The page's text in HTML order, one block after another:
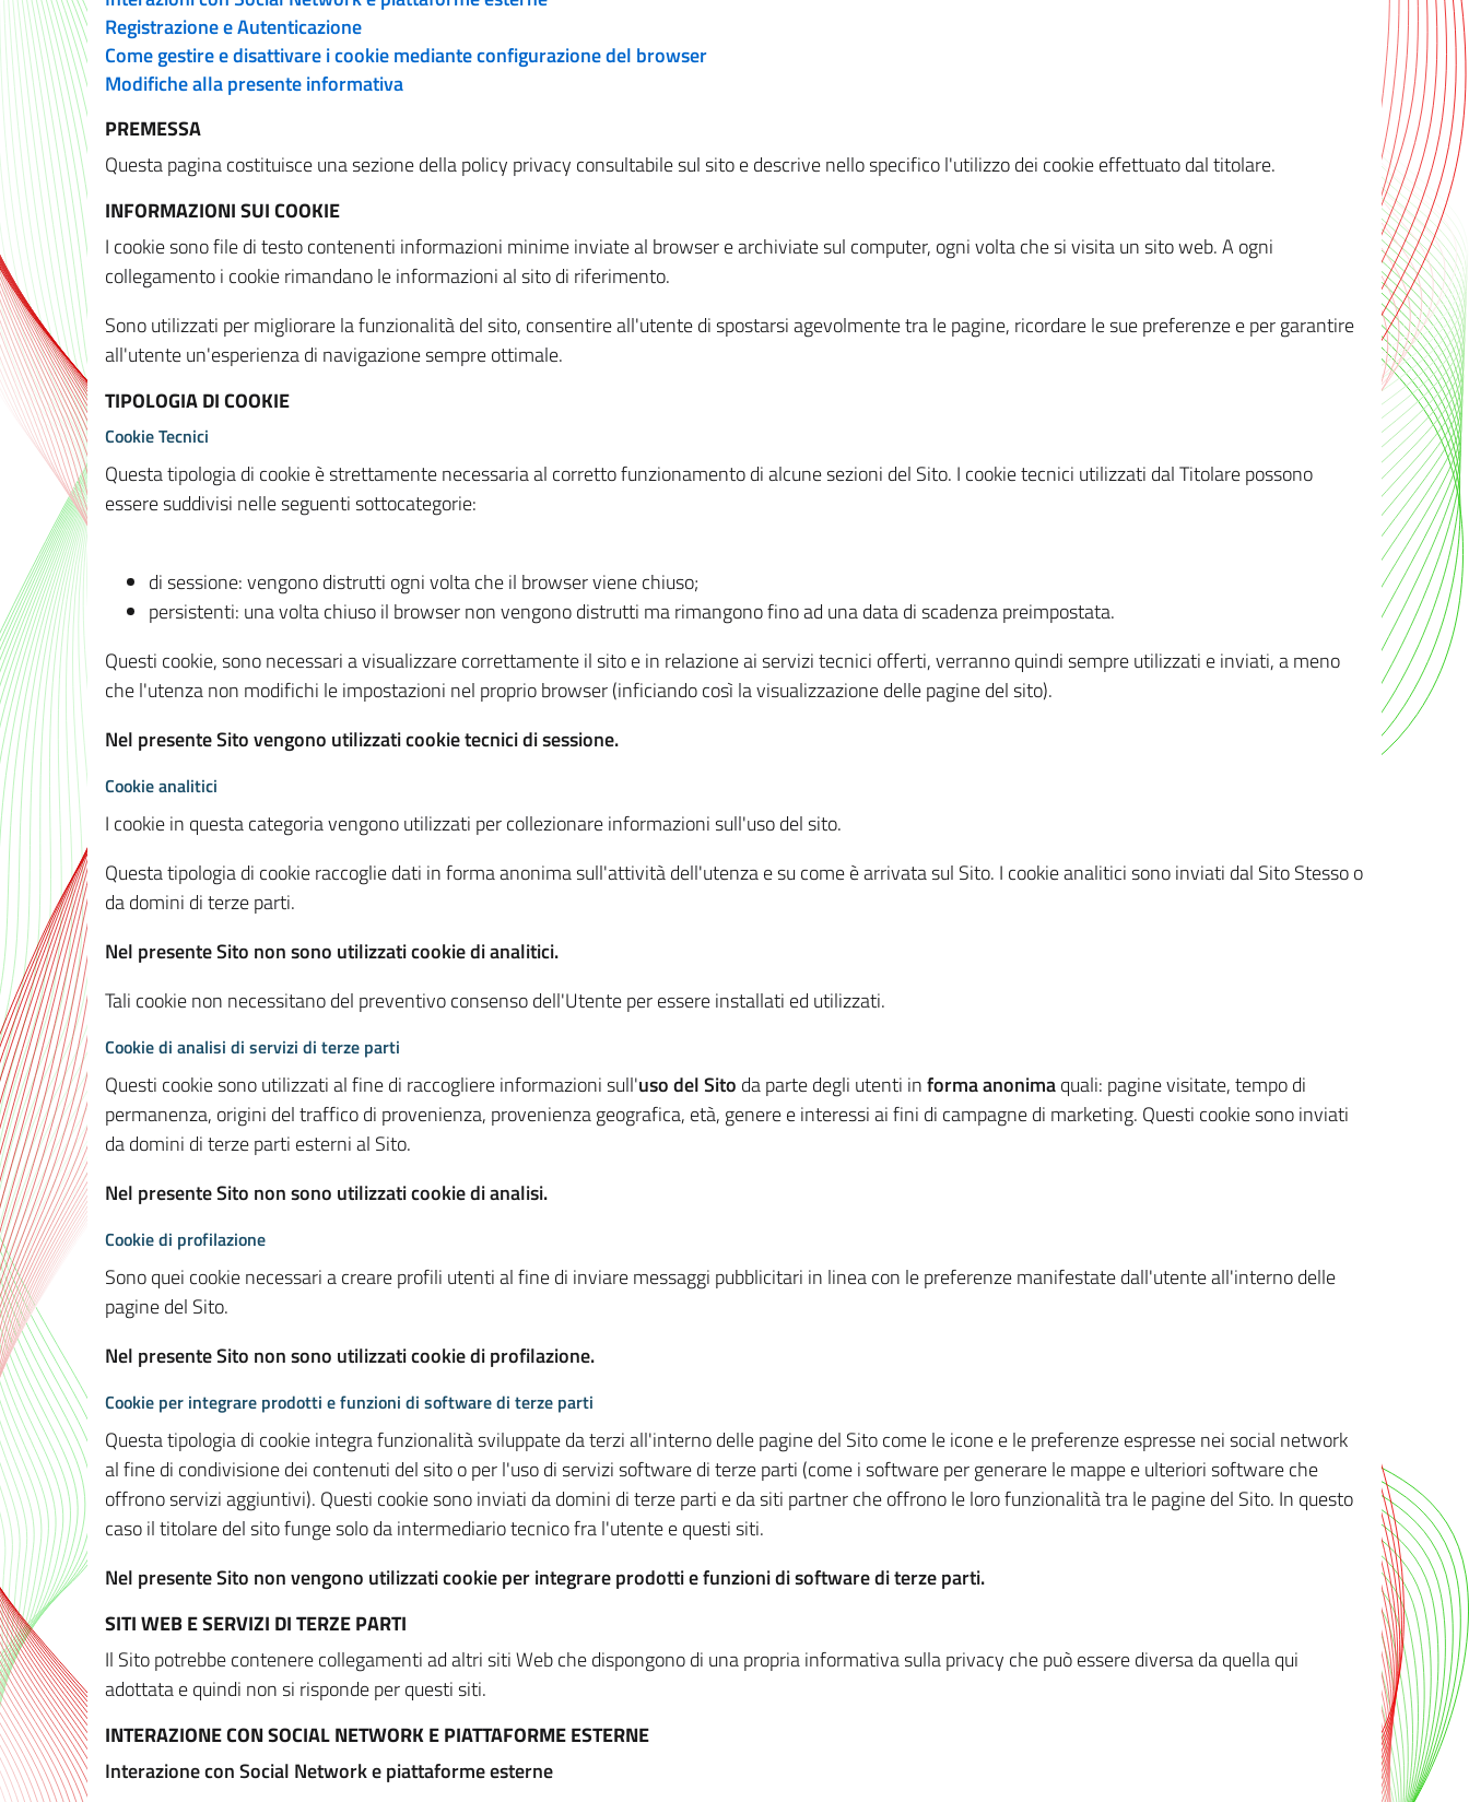
Registrazione e Autenticazione
Come gestire e disattivare i cookie mediante configurazione del browser
Modifiche alla presente informativa
PREMESSA
Questa pagina costituisce una sezione della policy privacy consultabile sul sito e descrive nello specifico l'utilizzo dei cookie effettuato dal titolare.
INFORMAZIONI SUI COOKIE
I cookie sono file di testo contenenti informazioni minime inviate al browser e archiviate sul computer, ogni volta che si visita un sito web. A ogni
collegamento i cookie rimandano le informazioni al sito di riferimento.
Sono utilizzati per migliorare la funzionalità del sito, consentire all'utente di spostarsi agevolmente tra le pagine, ricordare le sue preferenze e per garantire
all'utente un'esperienza di navigazione sempre ottimale.
TIPOLOGIA DI COOKIE
Cookie Tecnici
Questa tipologia di cookie è strettamente necessaria al corretto funzionamento di alcune sezioni del Sito. I cookie tecnici utilizzati dal Titolare possono
essere suddivisi nelle seguenti sottocategorie:
di sessione: vengono distrutti ogni volta che il browser viene chiuso;
persistenti: una volta chiuso il browser non vengono distrutti ma rimangono fino ad una data di scadenza preimpostata.
Questi cookie, sono necessari a visualizzare correttamente il sito e in relazione ai servizi tecnici offerti, verranno quindi sempre utilizzati e inviati, a meno
che l'utenza non modifichi le impostazioni nel proprio browser (inficiando così la visualizzazione delle pagine del sito).
Nel presente Sito vengono utilizzati cookie tecnici di sessione.
Cookie analitici
I cookie in questa categoria vengono utilizzati per collezionare informazioni sull'uso del sito.
Questa tipologia di cookie raccoglie dati in forma anonima sull'attività dell'utenza e su come è arrivata sul Sito. I cookie analitici sono inviati dal Sito Stesso o
da domini di terze parti.
Nel presente Sito non sono utilizzati cookie di analitici.
Tali cookie non necessitano del preventivo consenso dell'Utente per essere installati ed utilizzati.
Cookie di analisi di servizi di terze parti
Questi cookie sono utilizzati al fine di raccogliere informazioni sull'uso del Sito da parte degli utenti informa anonimaquali: pagine visitate, tempo di
permanenza, origini del traffico di provenienza, provenienza geografica, età, genere e interessi ai fini di campagne di marketing. Questi cookie sono inviati
da domini di terze parti esterni al Sito.
Nel presente Sito non sono utilizzati cookie di analisi.
Cookie di profilazione
Sono quei cookie necessari a creare profili utenti al fine di inviare messaggi pubblicitari in linea con le preferenze manifestate dall'utente all'interno delle
pagine del Sito.
Nel presente Sito non sono utilizzati cookie di profilazione.
Cookie per integrare prodotti e funzioni di software di terze parti
Questa tipologia di cookie integra funzionalità sviluppate da terzi all'interno delle pagine del Sito come le icone e le preferenze espresse nei social network
al fine di condivisione dei contenuti del sito o per l'uso di servizi software di terze parti (come i software per generare le mappe e ulteriori software che
offrono servizi aggiuntivi). Questi cookie sono inviati da domini di terze parti e da siti partner che offrono le loro funzionalità tra le pagine del Sito. In questo
caso il titolare del sito funge solo da intermediario tecnico fra l'utente e questi siti.
Nel presente Sito non vengono utilizzati cookie per integrare prodotti e funzioni di software di terze parti.
SITI WEB E SERVIZI DI TERZE PARTI
Il Sito potrebbe contenere collegamenti ad altri siti Web che dispongono di una propria informativa sulla privacy che può essere diversa da quella qui
adottata e quindi non si risponde per questi siti.
INTERAZIONE CON SOCIAL NETWORK E PIATTAFORME ESTERNE
Interazione con Social Network e piattaforme esterne